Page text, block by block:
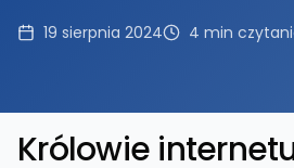
19 sierpnia 2024 4 min
Królowie